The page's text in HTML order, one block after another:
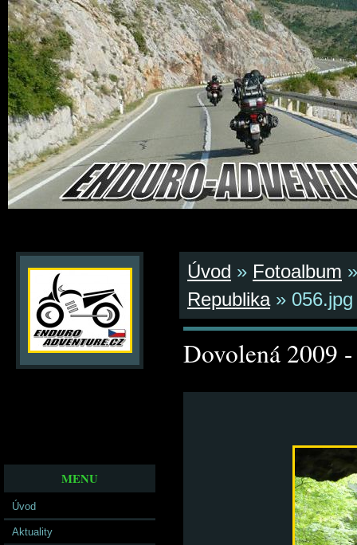
MENU
Úvod
Aktuality
Úvod » Fotoalbum
Republika» 056.jpg
Dovolená 2009